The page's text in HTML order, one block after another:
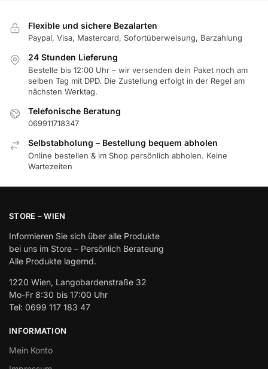
Flexible und sichere Bezalarten
Paypal, Visa, Mastercard, Sofortüberweisung, Barzahlung
24 Stunden Lieferung
Bestelle bis 12:00 Uhr – wir versenden dein Paket noch am
selben Tag mit DPD. Die Zustellung erfolgt in der Regel am
nächsten Werktag.
Telefonische Beratung
069911718347
Selbstabholung – Bestellung bequem abholen
Online bestellen & im Shop persönlich abholen. Keine
Wartezeiten
STORE – WIEN
Informieren Sie sich über alle Produkte
bei uns im Store – Persönlich Berateung
Alle Produkte lagernd.
1220 Wien, Langobardenstraße 32
Mo-Fr 8:30 bis 17:00 Uhr
Tel: 0699 117 183 47
INFORMATION
Mein Konto